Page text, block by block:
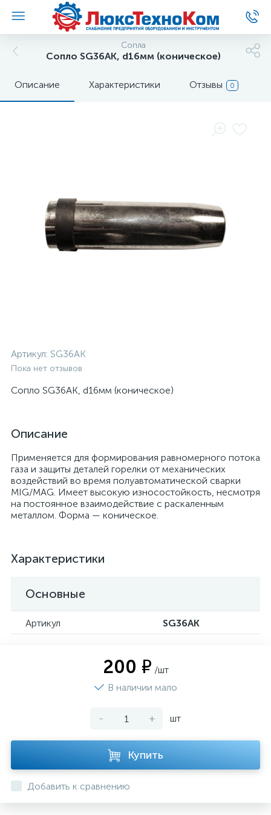
Сопла
Сопло SG36AK, d16мм (коническое)
Описание Характеристики Отзывы 0
Артикул: SG36AK
Пока нет отзывов
Сопло SG36AK, d16мм (коническое)
Описание
Применяется для формирования равномерного потока
газа и защиты деталей горелки от механических
воздействий во время полуавтоматической сварки
MIG/MAG. Имеет высокую износостойкость, несмотря
на постоянное взаимодействие с раскаленным
металлом. Форма — коническое.
Характеристики
Основные
Артикул SG36AK
200 ₽ /шт
В наличии мало
- + шт
Купить
Добавить к сравнению